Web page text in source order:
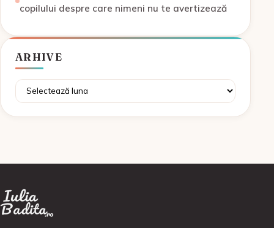
copilului despre care nimeni nu te avertizează
ARHIVE
Arhive